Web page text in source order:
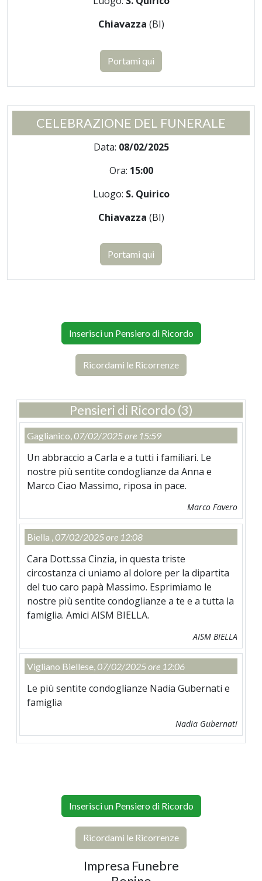
Chiavazza (BI)
Portami qui
CELEBRAZIONE DEL FUNERALE
Data: 08/02/2025
Ora: 15:00
Luogo: S. Quirico
Chiavazza (BI)
Portami qui
Inserisci un Pensiero di Ricordo
Ricordami le Ricorrenze
Pensieri di Ricordo (3)
Gaglianico,07/02/2025 ore 15:59
Un abbraccio a Carla e a tutti i familiari. Le
nostre più sentite condoglianze da Anna e
Marco Ciao Massimo, riposa in pace.
Marco Favero
Biella ,07/02/2025 ore 12:08
Cara Dott.ssa Cinzia, in questa triste
circostanza ci uniamo al dolore per la dipartita
del tuo caro papà Massimo. Esprimiamo le
nostre più sentite condoglianze a te e a tutta la
famiglia. Amici AISM BIELLA.
AISM BIELLA
Vigliano Biellese,07/02/2025 ore 12:06
Le più sentite condoglianze Nadia Gubernati e
famiglia
Nadia Gubernati
Inserisci un Pensiero di Ricordo
Ricordami le Ricorrenze
Impresa Funebre